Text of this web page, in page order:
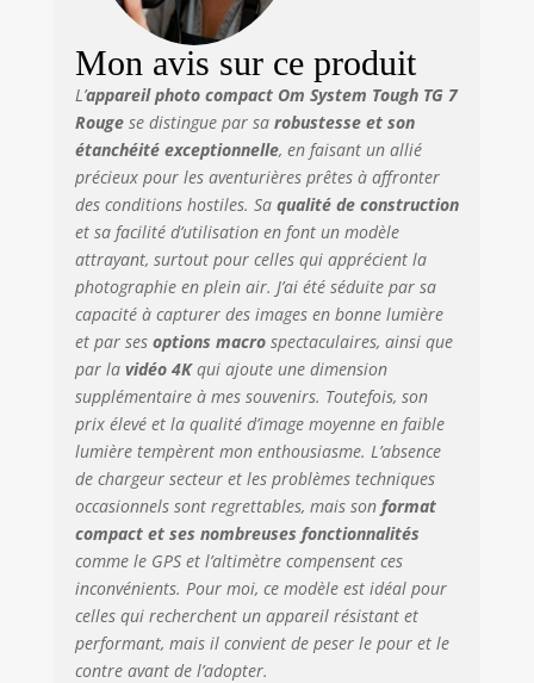
boussole, partage
d’images et suivi
via Wi-Fi OI.Share
Nouvelles
fonctionnalités par
rapport au
Olympus TG-6 :
Prise de vue
intervalle, vidéos
en time-lapse,
vidéo verticale,
contrôle Bluetooth
sans fil de la
télécommande
RM-WR1
disponible en
option, mode
Construction, prise
USB de type C,
poignée améliorée
Contenu de la
boîte : Appareil
photo TG-7,
batterie
rechargeable Li-
Mon avis sur ce produit
L’appareil photo compact Om System Tough TG 7
Rougese distingue par sa robustesse et son
étanchéité exceptionnelle, en faisant un allié
précieux pour les aventurières prêtes à affronter
des conditions hostiles. Sa qualité de construction
et sa facilité d’utilisation en font un modèle
attrayant, surtout pour celles qui apprécient la
photographie en plein air. J’ai été séduite par sa
capacité à capturer des images en bonne lumière
et par ses options macrospectaculaires, ainsi que
par la vidéo 4Kqui ajoute une dimension
supplémentaire à mes souvenirs. Toutefois, son
prix élevé et la qualité d’image moyenne en faible
lumière tempèrent mon enthousiasme. L’absence
de chargeur secteur et les problèmes techniques
occasionnels sont regrettables, mais son format
compact et ses nombreuses fonctionnalités
comme le GPS et l’altimètre compensent ces
inconvénients. Pour moi, ce modèle est idéal pour
celles qui recherchent un appareil résistant et
performant, mais il convient de peser le pour et le
contre avant de l’adopter.